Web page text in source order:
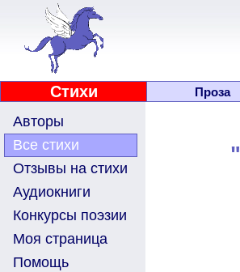
Стихи Проза
Авторы
Все стихи
Отзывы на стихи
Аудиокниги
Конкурсы поэзии
Моя страница
Помощь
"